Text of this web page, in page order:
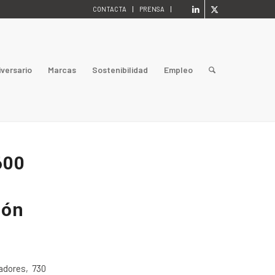
CONTACTA PRENSA
Marcas Sostenibilidad Empleo
730